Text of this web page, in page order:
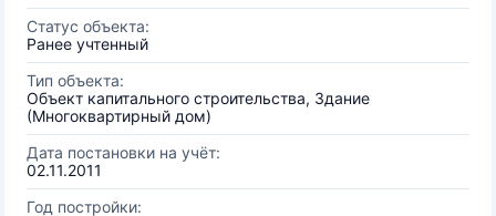
Статус объекта:
Ранее учтенный
Тип объекта:
Объект капитального строительства, Здание
(Многоквартирный дом)
Дата постановки на учёт:
02.11.2011
Год постройки: